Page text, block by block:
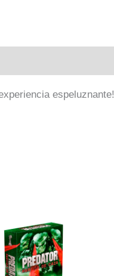
espeluznante!